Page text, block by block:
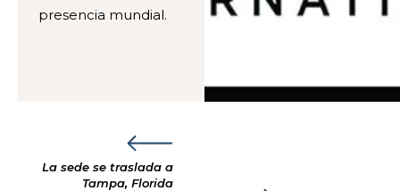
presencia mundial.
La sede se traslada a
Tampa, Florida